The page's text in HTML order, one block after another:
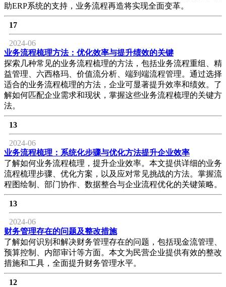
助ERP系统的支持，业务流程再造将实现全面变革。
17
2024-06
业务流程梳理方法：优化效率与提升绩效的关键
探索几种常见的业务流程梳理的方法，包括业务流程重组、精
益管理、六西格玛、价值流分析、端到端流程管理。通过选择
适合的业务流程梳理的方法，企业可显著提升效率和绩效。了
解如何匹配企业需求和现状，掌握这些业务流程梳理的关键方
法。
13
2024-06
业务流程梳理：系统化步骤与优化方法提升企业效率
了解如何业务流程梳理，提升企业效率。本文提供详细的业务
流程梳理步骤、优化方案，以及应对常见挑战的方法。掌握流
程图绘制、部门协作、数据整合与企业流程优化的关键策略。
13
2024-06
财务管理存在的问题及整改措施
了解如何识别和解决财务管理存在的问题，包括现金流管理、
预算控制、内部审计等方面。本文为民营企业提供有效的整改
措施和工具，全面提升财务管理水平。
12